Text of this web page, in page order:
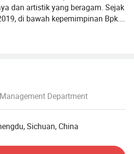
dan artistik yang beragam. Sejak
di bawah kepemimpinan Bpk.
yang melibatkan lebih
Huachen Gallery, Chen
Hestetis Museum, dan
pada pasar seni tingkat
bisnis Huachen mencakup:
dan reproduksi, produksi
Department
Sichuan, China